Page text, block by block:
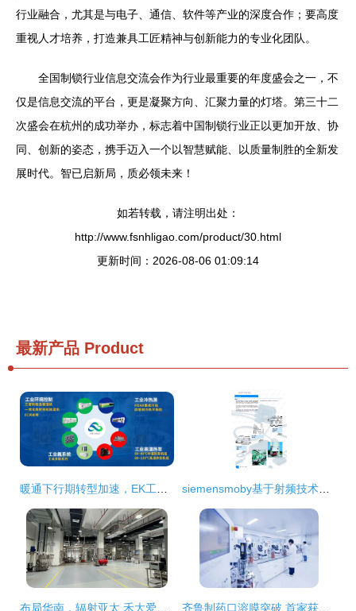
行业融合，尤其是与电子、通信、软件等产业的深度合作；要高度
重视人才培养，打造兼具工匠精神与创新能力的专业化团队。
全国制锁行业信息交流会作为行业最重要的年度盛会之一，不
仅是信息交流的平台，更是凝聚方向、汇聚力量的灯塔。第三十二
次盛会在杭州的成功举办，标志着中国制锁行业正以更加开放、协
同、创新的姿态，携手迈入一个以智慧赋能、以质量制胜的全新发
展时代。智已启新局，质必领未来！
如若转载，请注明出处：
http://www.fsnhligao.com/product/30.html
更新时间：2026-08-06 01:09:14
最新产品 Product